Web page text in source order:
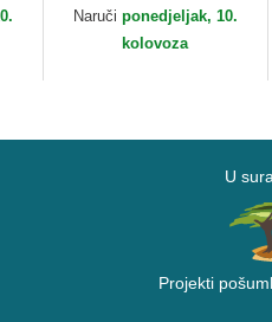
Ralph Lauren
Naruči ponedjeljak, 10.
kolovoza
U
Projekti